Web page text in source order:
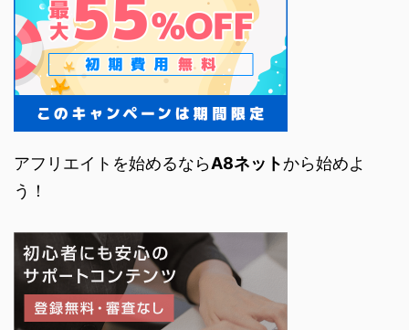
アフリエイトを始めるならA8ネットから始めよ
う！